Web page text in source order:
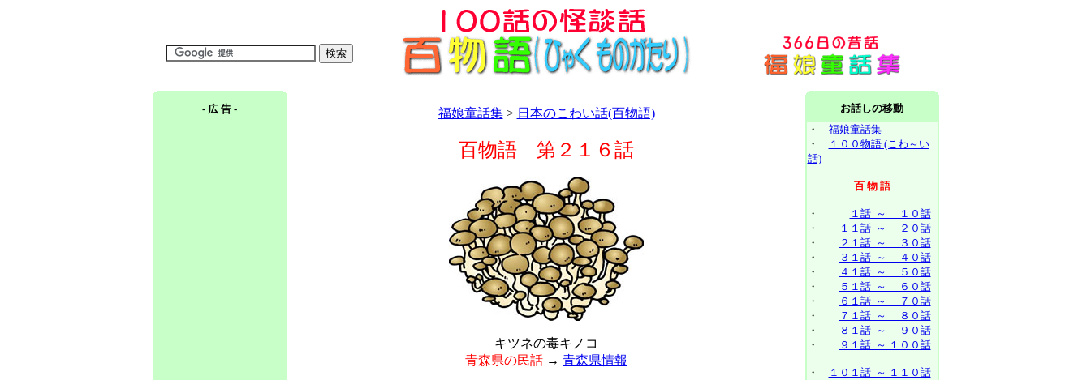
- 広 告 - 福娘童話集> 日本のこわい話(百物語)
百物語 第２１６話
キツネの毒キノコ
青森県の民話 → 青森県情報
お話しの移動
・ 福娘童話集
・
１００物語 (こわ～い
話)
百 物 語
・
１話 ～ １０話
・
１１話 ～ ２０話
・
２１話 ～ ３０話
・
３１話 ～ ４０話
・
４１話 ～ ５０話
・
５１話 ～ ６０話
・
６１話 ～ ７０話
・
７１話 ～ ８０話
・
８１話 ～ ９０話
・
９１話 ～ １００話
・
１０１話 ～ １１０話